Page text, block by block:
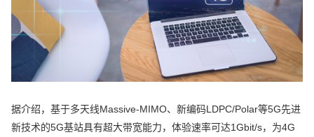
据介绍，基于多天线Massive-MIMO、新编码LDPC/Polar等5G先进
新技术的5G基站具有超大带宽能力，体验速率可达1Gbit/s，为4G